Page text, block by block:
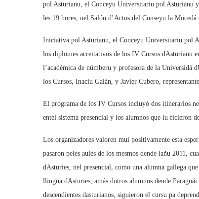
pol Asturianu, el Conceyu Universitariu pol Asturianu
les 19 hores, nel Salón d’Actos del Conseyu la
Iniciativa pol Asturianu, el Conceyu Universitariu pol
los diplomes acreitativos de los IV Cursos
l’académica de númberu y profesora de la
los Cursos, Inaciu Galán, y Javier Cubero,
El programa de los IV Cursos incluyó dos itinerarios
entel sistema presencial y los alumnos que lu ficieron
Los organizadores valoren mui positivamente esta
pasaron peles aules de los mesmos dende lañu 2011,
dAsturies, nel presencial, como una alumna gallega
llingua dAsturies, amás dotros alumnos dende
descendientes dasturianos, siguieron el cursu pa